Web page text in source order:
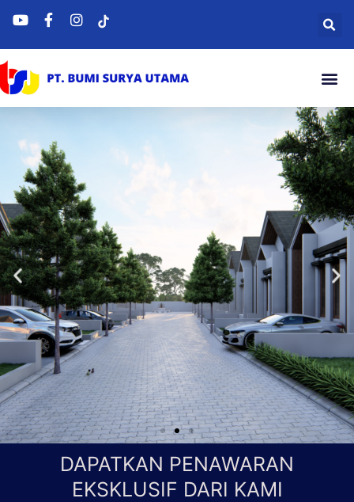
DAPATKAN PENAWARAN
EKSKLUSIF DARI KAMI